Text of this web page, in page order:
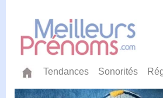
Tendances Sonorités